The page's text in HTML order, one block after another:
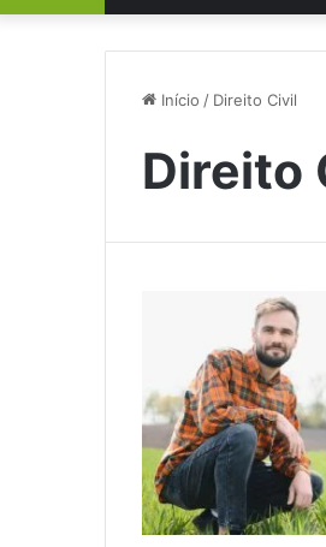
Início / Direito Civil
Direito